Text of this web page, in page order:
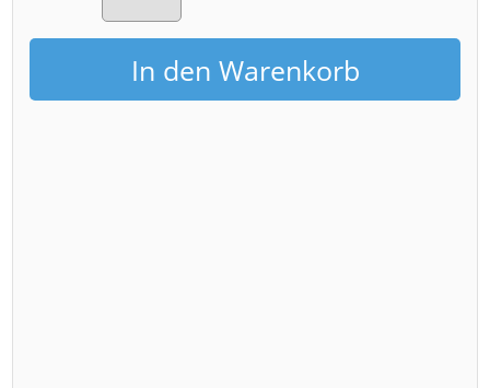
aus
der
MengeIn den Warenkorb